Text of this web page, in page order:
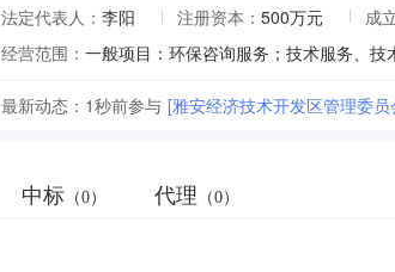
法定代表人： 李阳 注册资本： 500万元 成
经营范围：
最新动态： 1秒前参与 [雅安经济技术开发区管理委
中标 （0） 代理 （0）